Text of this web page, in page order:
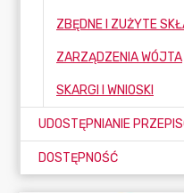
ZARZĄDZENIA WÓJTA
SKARGI I WNIOSKI
DOSTĘPNOŚĆ